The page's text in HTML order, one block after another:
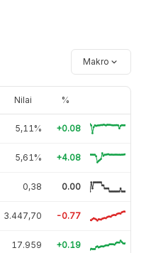
Makro
Nilai %
5,11% +0.08
5,61% +4.08
0,38 0.00
3.447,70 -0.77
17.959 +0.19